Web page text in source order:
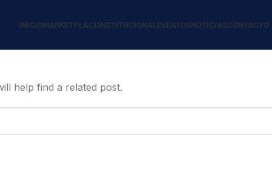
INICIOMARKETPLACEINSTITUCIONAL EVENTOSNOTICIASCONTACTO
help find a related post.